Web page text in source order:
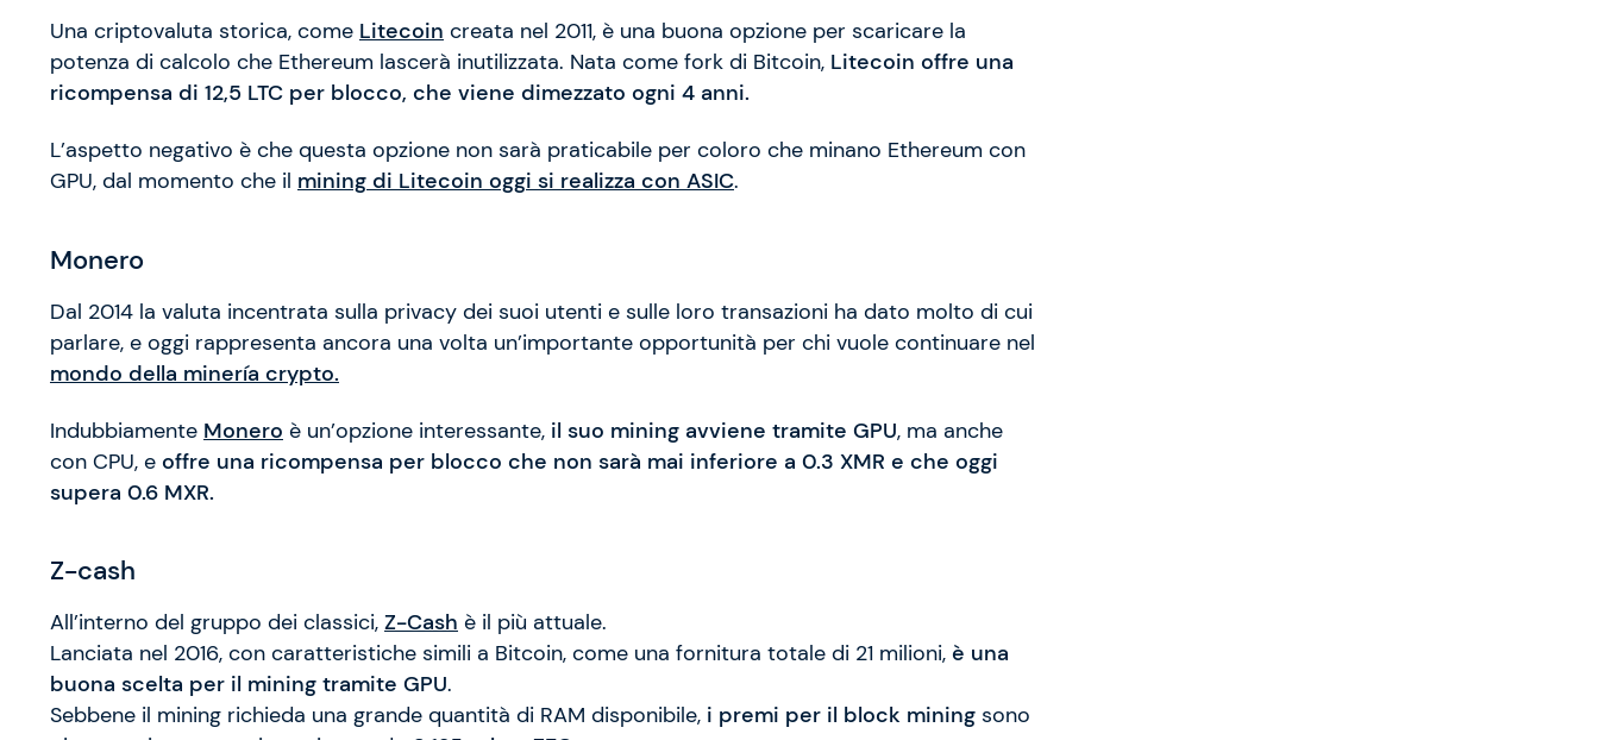
Una criptovaluta storica, come Litecoin creata nel 2011, è una buona opzione per scaricare la
potenza di calcolo che Ethereum lascerà inutilizzata. Nata come fork di Bitcoin, Litecoin offre una
ricompensa di 12,5 LTC per blocco, che viene dimezzato ogni 4 anni.
L’aspetto negativo è che questa opzione non sarà praticabile per coloro che minano Ethereum con
GPU, dal momento che il mining di Litecoin oggi si realizza con ASIC.
Monero
Dal 2014 la valuta incentrata sulla privacy dei suoi utenti e sulle loro transazioni ha dato molto di cui
parlare, e oggi rappresenta ancora una volta un’importante opportunità per chi vuole continuare nel
mondo della minería crypto.
Indubbiamente Monero è un’opzione interessante, il suo mining avviene tramite GPU, ma anche
con CPU, e offre una ricompensa per blocco che non sarà mai inferiore a 0.3 XMR e che oggi
supera 0.6 MXR.
Z-cash
All’interno del gruppo dei classici, Z-Cash è il più attuale.
Lanciata nel 2016, con caratteristiche simili a Bitcoin, come una fornitura totale di 21 milioni, è una
buona scelta per il mining tramite GPU.
Sebbene il mining richieda una grande quantità di RAM disponibile, i premi per il block mining sono